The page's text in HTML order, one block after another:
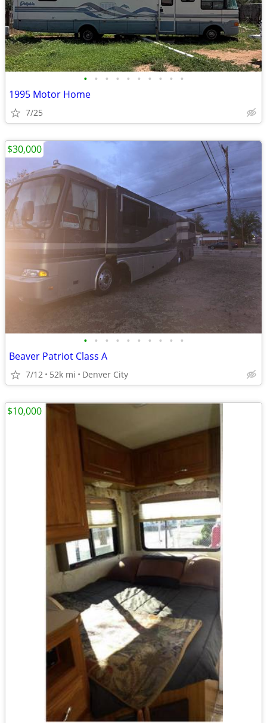
• • • • • • • • • •
1995 Motor Home
7/25
• • • • • • • • • •
Beaver Patriot Class A
7/12 52k mi Denver City
$30,000
$10,000